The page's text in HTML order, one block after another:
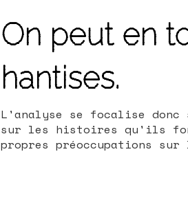
On peut en
hantises.
L'analyse se focalise donc
sur les histoires qu'ils
propres préoccupations